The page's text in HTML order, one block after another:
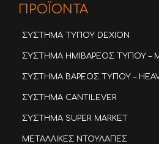
ΠΡΟΪΟΝΤΑ
ΣΥΣΤΗΜΑ ΤΥΠΟΥ DEXION
ΣΥΣΤΗΜΑ ΗΜΙΒΑΡΕΟΣ ΤΥΠΟΥ –
ΣΥΣΤΗΜΑ ΒΑΡΕΟΣ ΤΥΠΟΥ –
ΣΥΣΤΗΜΑ CANTILEVER
ΣΥΣΤΗΜΑ SUPER MARKET
ΜΕΤΑΛΛΙΚΕΣ ΝΤΟΥΛΑΠΕΣ